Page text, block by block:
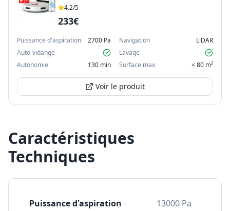
4.2/5
233€
Puissance d'aspiration 2700 Pa Navigation
LiDAR
Auto-vidange
Lavage
Autonomie
130 min Surface max < 80 m²
Voir le produit
Caractéristiques
Techniques
Puissance d'aspiration 13000 Pa